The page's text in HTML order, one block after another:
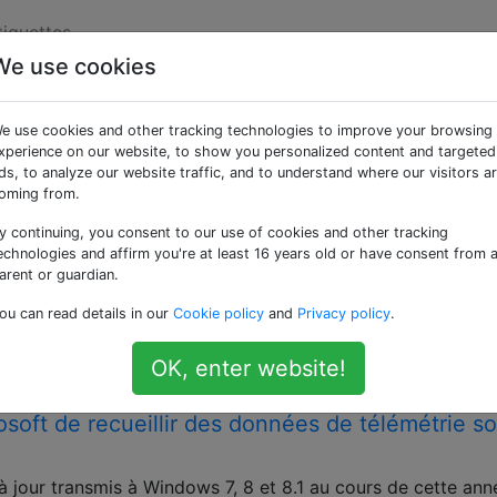
«windows-8.1»
Utilisez plutôt [windows] pour les questions concernant
sur le dossier du programme d'installation de
est énorme et occupe environ 15%
il un moyen de nettoyer ce dossier sans détruire
la partition du système d'exploitation semble inutile.
windows-installer
de recueillir des données de télémétrie
transmis à Windows 7, 8 et 8.1 au cours de cette
use cookies
use cookies and other tracking technologies to improve your browsing
on our website, to show you personalized content and targeted
to analyze our website traffic, and to understand where our visitors
from.
continuing, you consent to our use of cookies and other tracking
and affirm you're at least 16 years old or have consent from a
or guardian.
can read details in our Cookie policy and Privacy policy.
OK, enter website!